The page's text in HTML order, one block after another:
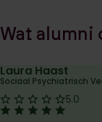
Wat alumni
Laura Haast
Sociaal Psychiatrisch
Score: 5.0 5.0